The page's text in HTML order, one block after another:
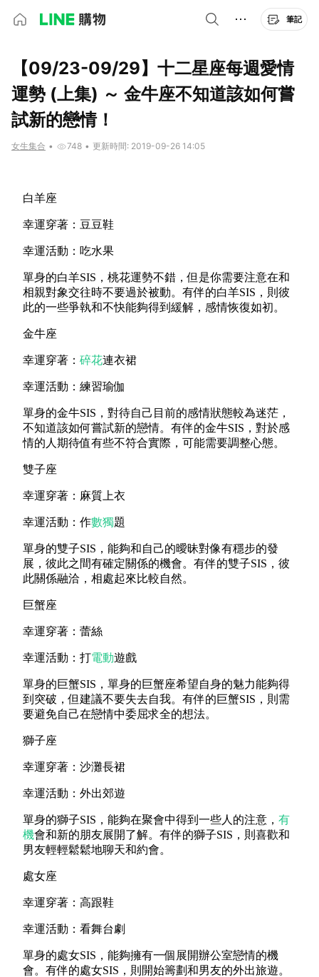
筆記
【09/23-09/29】十二星座每週愛情
運勢 (上集) ～ 金牛座不知道該如何嘗
試新的戀情！
女生集合 • 748 • 更新時間: 2019-09-26 14:05
白羊座
幸運穿著：豆豆鞋
幸運活動：吃水果
單身的白羊SIS，桃花運勢不錯，但是你需要注意在和
相親對象交往時不要過於被動。有伴的白羊SIS，則彼
此的一些爭執和不快能夠得到緩解，感情恢復如初。
金牛座
幸運穿著： 碎花連衣裙
幸運活動：練習瑜伽
單身的金牛SIS，對待自己目前的感情狀態較為迷茫，
不知道該如何嘗試新的戀情。有伴的金牛SIS，對於感
情的人期待值有些不符合實際，可能需要調整心態。
雙子座
幸運穿著：麻質上衣
幸運活動：作數獨題
單身的雙子SIS，能夠和自己的曖昧對像有穩步的發
展，彼此之間有確定關係的機會。有伴的雙子SIS，彼
此關係融洽，相處起來比較自然。
巨蟹座
幸運穿著：蕾絲
幸運活動：打電動遊戲
單身的巨蟹SIS，單身的巨蟹座希望自身的魅力能夠得
到突破，但建議不要失去自我。有伴的巨蟹SIS，則需
要避免自己在戀情中委屈求全的想法。
獅子座
幸運穿著：沙灘長裙
幸運活動：外出郊遊
單身的獅子SIS，能夠在聚會中得到一些人的注意， 有
機會和新的朋友展開了解。有伴的獅子SIS，則喜歡和
男友輕輕鬆鬆地聊天和約會。
處女座
幸運穿著：高跟鞋
幸運活動：看舞台劇
單身的處女SIS，能夠擁有一個展開辦公室戀情的機
會。有伴的處女SIS，則開始籌劃和男友的外出旅遊。